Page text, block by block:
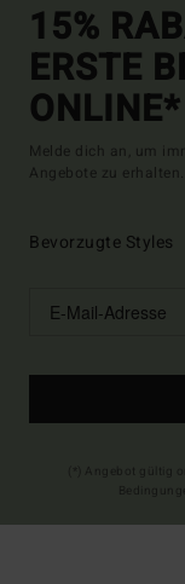
15%
ERSTE
ONLINE*
Melde dich an, um
Angebote zu erhalten.
Bevorzugte Styles